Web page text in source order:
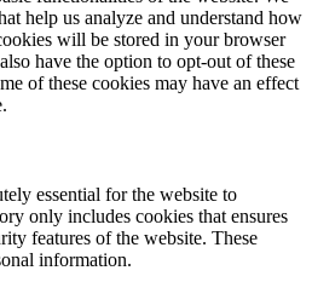
help us analyze and understand how
will be stored in your browser
have the option to opt-out of these
of these cookies may have an effect
essential for the website to
only includes cookies that ensures
features of the website. These
information.